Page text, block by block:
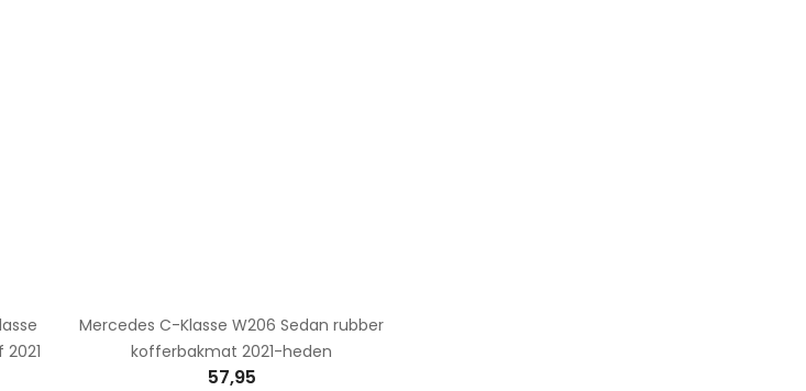
Mercedes C-Klasse W206 Sedan rubber
kofferbakmat 2021-heden
57,95